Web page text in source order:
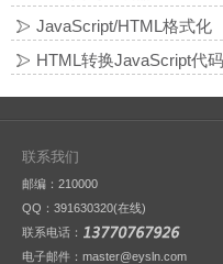
JavaScript/HTML格式化
HTML转换JavaScript代码
联系我们
邮编：210000
QQ： 391630320(在线)
联系电话：
电子邮件：master@eysln.com